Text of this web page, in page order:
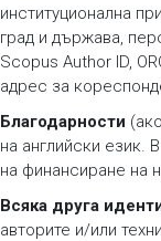
институционална
град и държава,
Scopus Author ID,
адрес за
Благодарности
на английски език.
на финансиране на
Всяка друга
авторите и/или